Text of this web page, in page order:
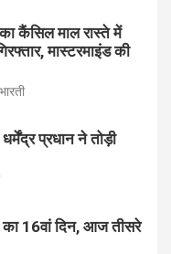
कैंसिल माल रास्ते में
मास्टरमाइंड की
प्रधान ने तोड़ी
16वां दिन, आज तीसरे